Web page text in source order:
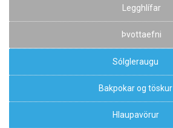
Legghlífar
Þvottaefni
Sólgleraugu
Bakpokar og töskur
Hlaupavörur